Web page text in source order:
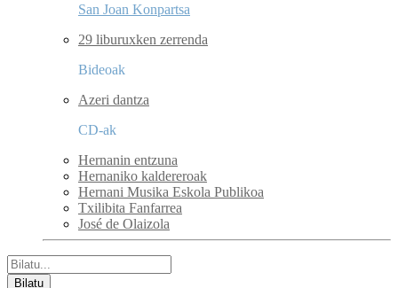
San Joan Konpartsa
29 liburuxken zerrenda
Bideoak
Azeri dantza
CD-ak
Hernanin entzuna
Hernaniko kaldereroak
Hernani Musika Eskola Publikoa
Txilibita Fanfarrea
José de Olaizola